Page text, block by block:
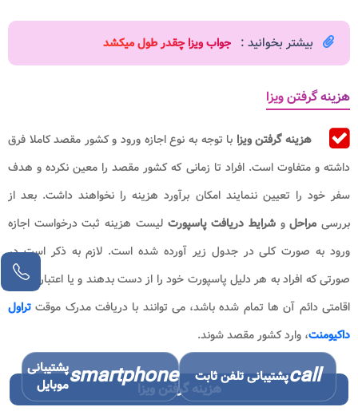
بیشتر بخوانید : جواب ویزا چقدر طول میکشد
هزینه گرفتن ویزا
هزینه گرفتن ویزا با توجه به نوع اجازه ورود و کشور مقصد کاملا فرق
داشته و متفاوت است. افراد تا زمانی که کشور مقصد را معین نکرده و هدف
سفر خود را تعیین ننمایند امکان برآورد هزینه را نخواهند داشت. بعد از
بررسی مراحلوشرایط دریافت پاسپورت لیست هزینه ثبت درخواست اجازه
ورود به صورت کلی در جدول زیر آورده شده است. لازم به ذکر است در
صورتی که افراد به هر دلیل پاسپورت خود را از دست بدهند و یا اعتبار مدارک
اقامتی دائم آن ها تمام شده باشد، می توانند با دریافت مدرک موقت تراول
داکیومنت، وارد کشور مقصد شوند.
هزینه گرفتن ویزا callپشتیبانی تلفن ثابت smartphoneپشتیبانی
موبایل